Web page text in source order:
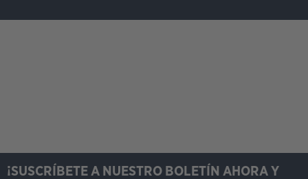
¡SUSCRÍBETE A NUESTRO BOLETÍN AHORA Y